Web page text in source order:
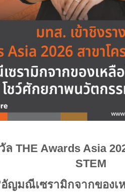
ล THE Awards Asia
STEM
ญมณีเซรามิกจากของเ